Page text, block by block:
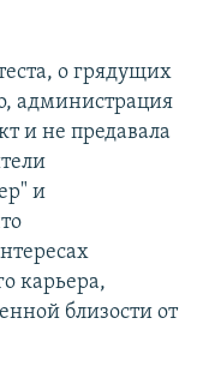
о грядущих
администрация
и не предавала
и
карьера,
близости от